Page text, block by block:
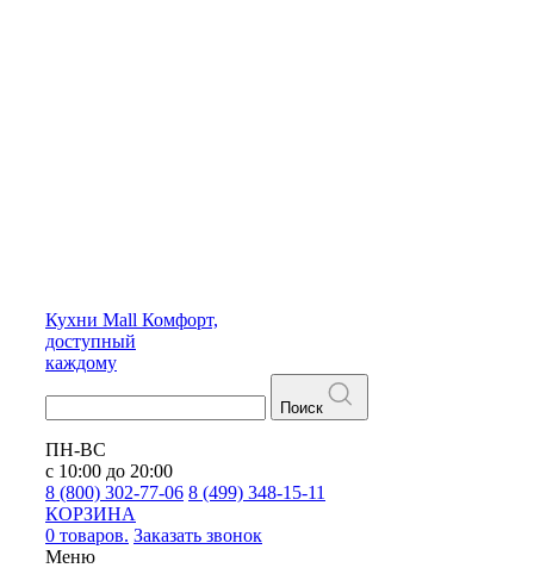
Кухни Mall Комфорт,
доступный
каждому
Поиск
ПН-ВС
с 10:00 до 20:00
8 (800) 302-77-06 8 (499) 348-15-11
КОРЗИНА
0 товаров. Заказать звонок
Меню